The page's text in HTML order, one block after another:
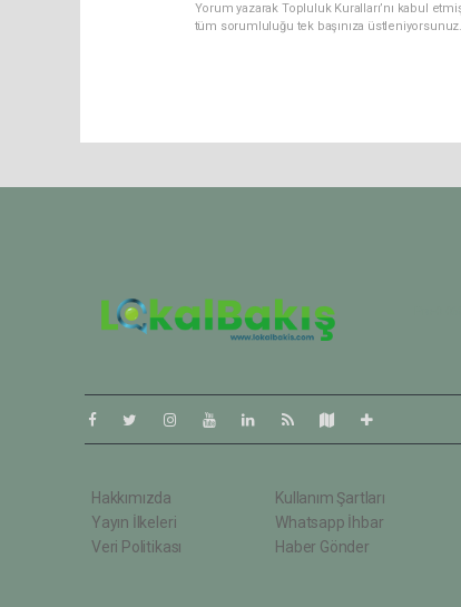
Yorum yazarak Topluluk Kuralları’nı kabul
tüm sorumluluğu tek başınıza
Hakkımızda
Yayın İlkeleri
Veri Politikası
Kullanım Şartları
Whatsapp İhbar
Haber Gönder